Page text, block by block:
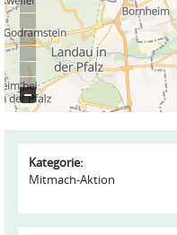
Kategorie:
Mitmach-Aktion